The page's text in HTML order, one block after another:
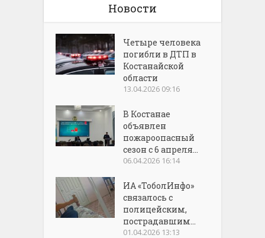
Новости
Четыре человека
погибли в ДТП в
Костанайской
области
13.04.2026 09:16
В Костанае
объявлен
пожароопасный
сезон с 6 апреля...
06.04.2026 16:14
ИА «ТоболИнфо»
связалось с
полицейским,
пострадавшим...
01.04.2026 13:13